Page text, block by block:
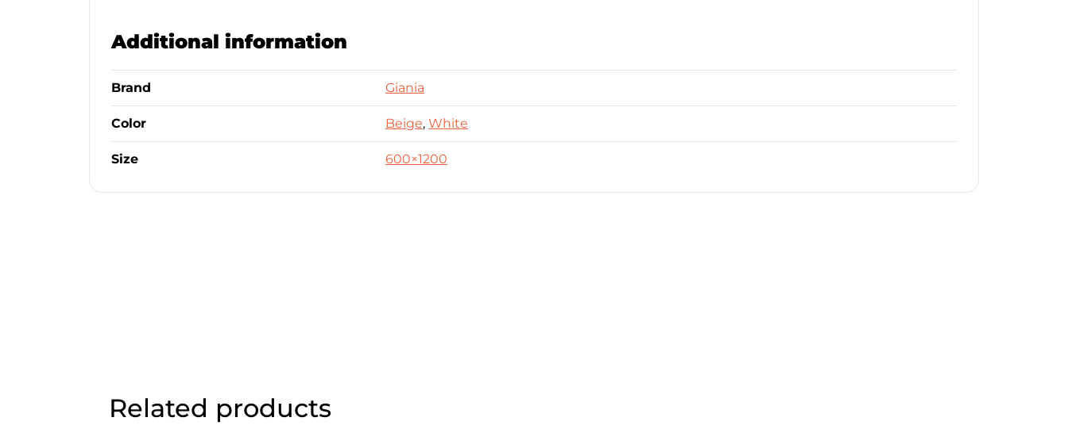
Additional information
Brand Giania
Color Beige, White
Size 600×1200
Related products